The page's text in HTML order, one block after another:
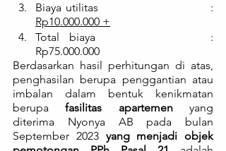
Rp10.000.000 +
Total biaya				:
Rp75.000.000
Berdasarkan hasil perhitungan di atas,
penghasilan berupa penggantian atau
imbalan dalam bentuk kenikmatan
berupa fasilitas apartemen yang
diterima Nyonya AB pada bulan
September 2023 yang menjadi objek